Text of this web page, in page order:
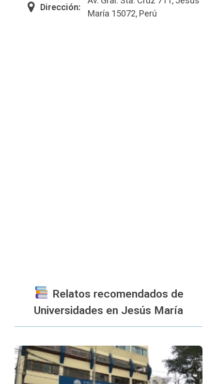
Dirección:
María 15072, Perú
Relatos recomendados de
Universidades en Jesús María